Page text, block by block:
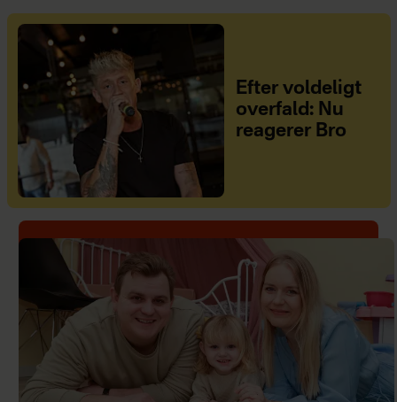
Efter voldeligt
overfald: Nu
reagerer Bro